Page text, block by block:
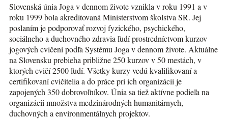
Slovenská únia Joga v dennom živote vznikla v roku 1991 a v
roku 1999 bola akreditovaná Ministerstvom školstva SR. Jej
poslaním je podporovať rozvoj fyzického, psychického,
sociálneho a duchovného zdravia ľudí prostredníctvom kurzov
jogových cvičení podľa Systému Joga v dennom živote. Aktuálne
na Slovensku prebieha približne 250 kurzov v 50 mestách, v
ktorých cvičí 2500 ľudí. Všetky kurzy vedú kvalifikovaní a
certifikovaní cvičitelia a do práce pri ich organizácii je
zapojených 350 dobrovoľníkov. Únia sa tiež aktívne podieľa na
organizácii množstva medzinárodných humanitárnych,
duchovných a environmentálnych projektov.